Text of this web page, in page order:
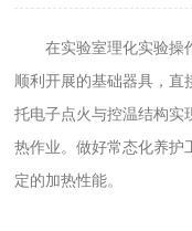
在实验室理化实验操作
顺利开展的基础器具，
托电子点火与控温结构实
热作业。做好常态化养护
定的加热性能。